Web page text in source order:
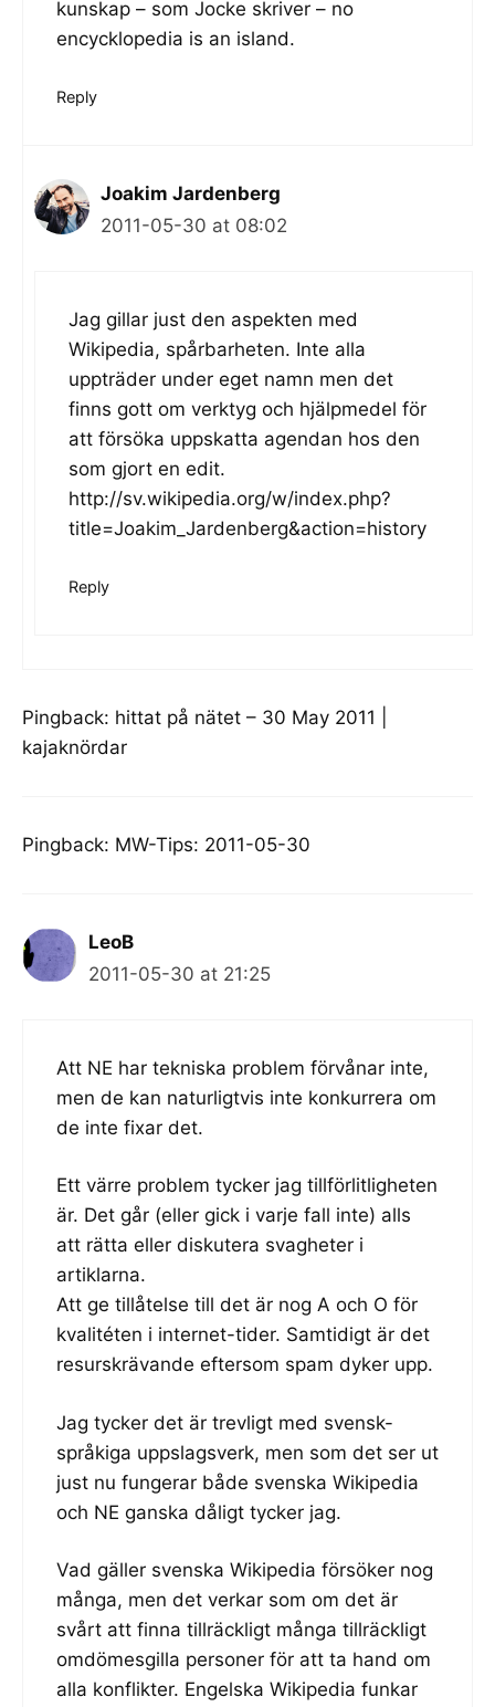
kunskap – som Jocke skriver – no
encycklopedia is an island.
Reply
Joakim Jardenberg
2011-05-30 at 08:02
Jag gillar just den aspekten med
Wikipedia, spårbarheten. Inte alla
uppträder under eget namn men det
finns gott om verktyg och hjälpmedel för
att försöka uppskatta agendan hos den
som gjort en edit.
http://sv.wikipedia.org/w/index.php?
title=Joakim_Jardenberg&action=history
Reply
Pingback: hittat på nätet – 30 May 2011 |
kajaknördar
Pingback: MW-Tips: 2011-05-30
LeoB
2011-05-30 at 21:25
Att NE har tekniska problem förvånar inte,
men de kan naturligtvis inte konkurrera om
de inte fixar det.
Ett värre problem tycker jag tillförlitligheten
är. Det går (eller gick i varje fall inte) alls
att rätta eller diskutera svagheter i
artiklarna.
Att ge tillåtelse till det är nog A och O för
kvalitéten i internet-tider. Samtidigt är det
resurskrävande eftersom spam dyker upp.
Jag tycker det är trevligt med svensk-
språkiga uppslagsverk, men som det ser ut
just nu fungerar både svenska Wikipedia
och NE ganska dåligt tycker jag.
Vad gäller svenska Wikipedia försöker nog
många, men det verkar som om det är
svårt att finna tillräckligt många tillräckligt
omdömesgilla personer för att ta hand om
alla konflikter. Engelska Wikipedia funkar